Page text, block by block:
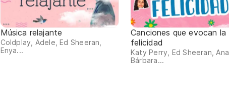
Música relajante
Coldplay, Adele, Ed Sheeran,
Enya...
Canciones que evocan la
felicidad
Katy Perry, Ed Sheeran, Ana
Bárbara...